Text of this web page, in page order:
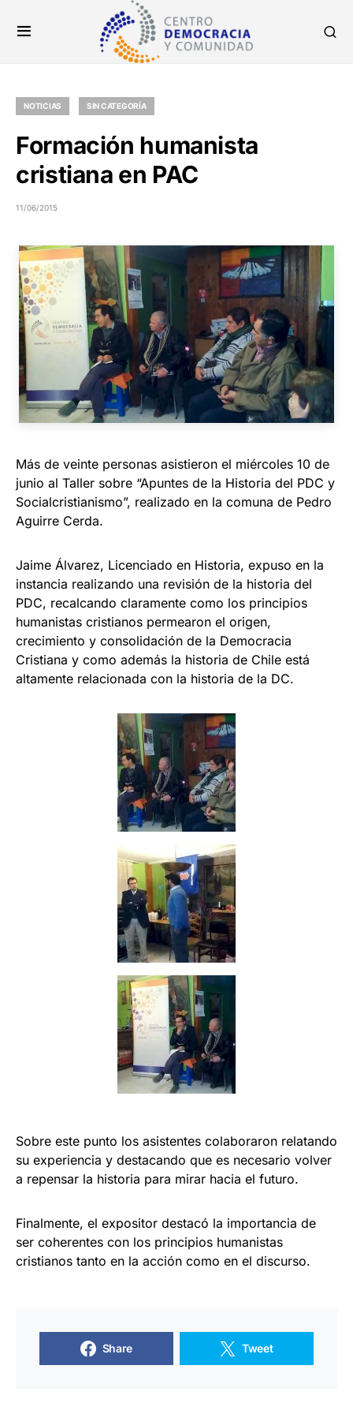
NOTICIAS SIN CATEGORÍA
Formación humanista
cristiana en PAC
11/06/2015
Más de veinte personas asistieron el miércoles 10 de
junio al Taller sobre “Apuntes de la Historia del PDC y
Socialcristianismo”, realizado en la comuna de Pedro
Aguirre Cerda.
Jaime Álvarez, Licenciado en Historia, expuso en la
instancia realizando una revisión de la historia del
PDC, recalcando claramente como los principios
humanistas cristianos permearon el origen,
crecimiento y consolidación de la Democracia
Cristiana y como además la historia de Chile está
altamente relacionada con la historia de la DC.
Sobre este punto los asistentes colaboraron relatando
su experiencia y destacando que es necesario volver
a repensar la historia para mirar hacia el futuro.
Finalmente, el expositor destacó la importancia de
ser coherentes con los principios humanistas
cristianos tanto en la acción como en el discurso.
Share Tweet